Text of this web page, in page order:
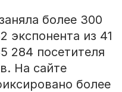
более 300
экспонента из 41
284 посетителя
На сайте
более